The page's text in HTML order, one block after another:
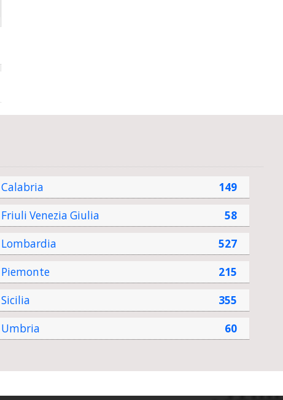
Calabria
149
Friuli Venezia Giulia
58
Lombardia
527
Piemonte
215
Sicilia
355
Umbria
60